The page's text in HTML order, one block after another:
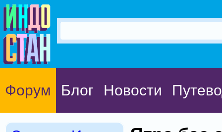
Форум Блог Новости